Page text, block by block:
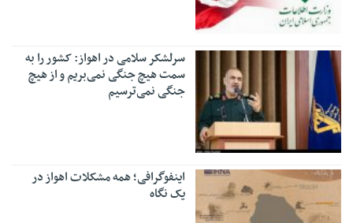
سرلشکر سلامی در اهواز: کشور را به
سمت هیچ جنگی نمی‌بریم و از هیچ
جنگی نمی‌ترسیم
اینفوگرافی؛ همه مشکلات اهواز در
یک نگاه